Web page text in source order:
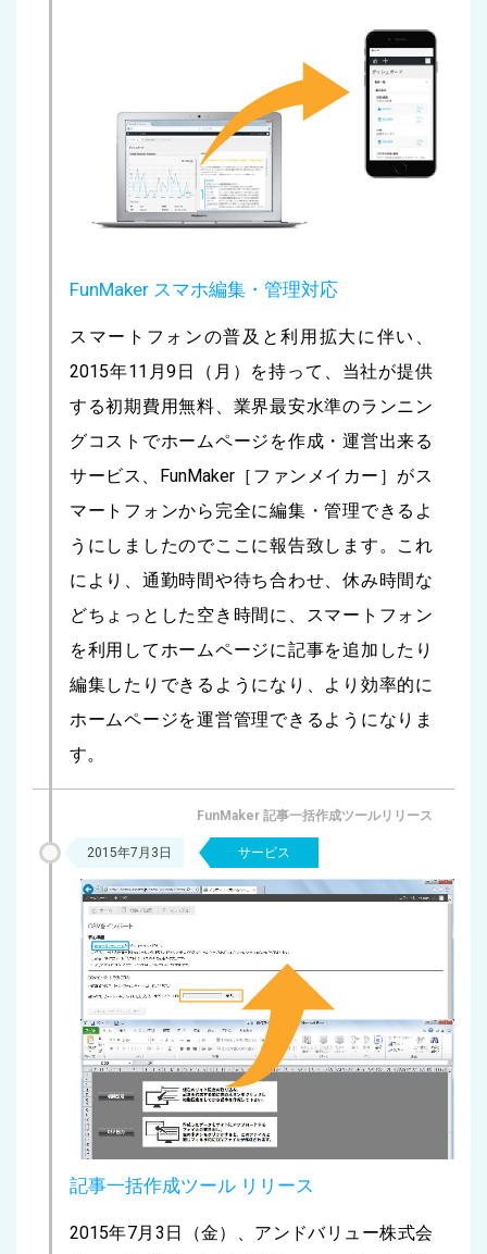
FunMaker スマホ編集・管理対応
スマートフォンの普及と利用拡大に伴い、
2015年11月9日（月）を持って、当社が提供
する初期費用無料、業界最安水準のランニン
グコストでホームページを作成・運営出来る
サービス、FunMaker［ファンメイカー］がス
マートフォンから完全に編集・管理できるよ
うにしましたのでここに報告致します。これ
により、通勤時間や待ち合わせ、休み時間な
どちょっとした空き時間に、スマートフォン
を利用してホームページに記事を追加したり
編集したりできるようになり、より効率的に
ホームページを運営管理できるようになりま
す。
FunMaker 記事一括作成ツールリリース
2015年7月3日 サービス
記事一括作成ツール リリース
2015年7月3日（金）、アンドバリュー株式会